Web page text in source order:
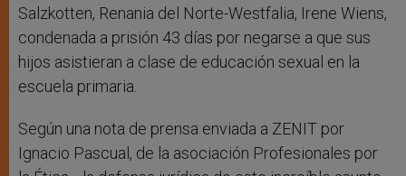
Salzkotten, Renania del Norte-Westfalia, Irene Wiens,
condenada a prisión 43 días por negarse a que sus
hijos asistieran a clase de educación sexual en la
escuela primaria.
Según una nota de prensa enviada a ZENIT por
Ignacio Pascual, de la asociación Profesionales por